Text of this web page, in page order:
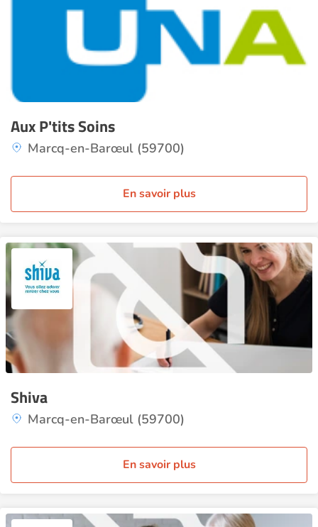
Aux P'tits Soins
Marcq-en-Barœul (59700)
En savoir plus
Shiva
Marcq-en-Barœul (59700)
En savoir plus